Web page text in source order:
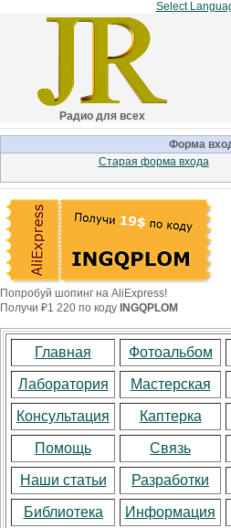
Select
Радио для всех
Форма
Старая форма входа
Попробуй шопинг на AliExpress!
Получи ₽1 220 по коду INGQPLOM
Главная Фотоальбом
Лаборатория Мастерская
Консультация Каптерка
Помощь Связь
Наши статьи Разработки
Библиотека Информация